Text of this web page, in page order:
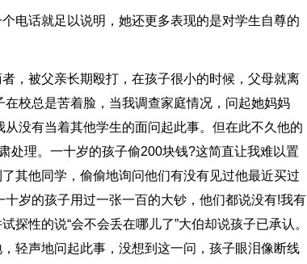
电话就足以说明，她还更多表现的是对学生自尊的
，被父亲长期殴打，在孩子很小的时候，父母就离
校总是苦着脸，当我调查家庭情况，问起她妈妈
没有当着其他学生的面问起此事。但在此不久他的
处理。一十岁的孩子偷200块钱?这简直让我难以置
其他同学，偷偷地询问他们有没有见过他最近买过
岁的孩子用过一张一百的大钞，他们都说没有!我有
性的说“会不会丢在哪儿了”大伯却说孩子已承认。
轻声地问起此事，没想到这一问，孩子眼泪像断线